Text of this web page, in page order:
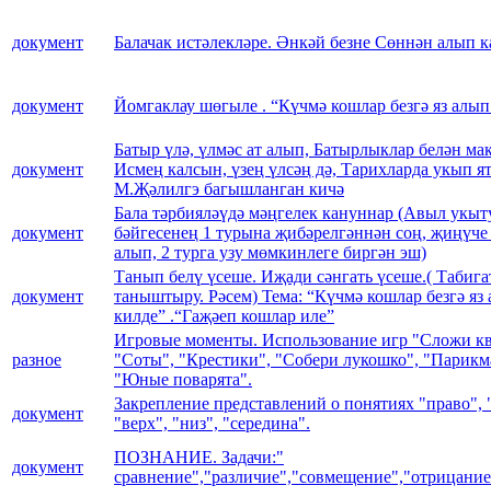
документ Балачак истәлекләре. Әнкәй безне Сөннән алып
документ Йомгаклау шөгыле . “Күчмә кошлар безгә яз
документ
Батыр үлә, үлмәс ат алып, Батырлыклар белән
Исмең калсын, үзең үлсәң дә, Тарихларда укып
М.Җәлилгэ багышланган кичә
документ
Бала тәрбияләүдә мәңгелек кануннар (Авыл
бәйгесенең 1 турына җибәрелгәннән соң, җиңүче
алып, 2 турга узу мөмкинлеге биргән эш)
документ
Танып белү үсеше. Иҗади сәнгать үсеше.(
таныштыру. Рәсем) Тема: “Күчмә кошлар безгә яз
килде” .“Гаҗәеп кошлар иле”
разное
Игровые моменты. Использование игр "Сложи
"Соты", "Крестики", "Собери лукошко",
"Юные поварята".
документ
Закрепление представлений о понятиях "право",
"верх", "низ", "середина".
документ
ПОЗНАНИЕ. Задачи:"